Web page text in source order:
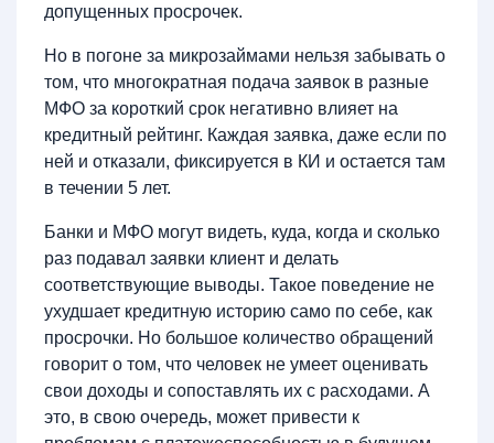
допущенных просрочек.
Но в погоне за микрозаймами нельзя забывать о
том, что многократная подача заявок в разные
МФО за короткий срок негативно влияет на
кредитный рейтинг. Каждая заявка, даже если по
ней и отказали, фиксируется в КИ и остается там
в течении 5 лет.
Банки и МФО могут видеть, куда, когда и сколько
раз подавал заявки клиент и делать
соответствующие выводы. Такое поведение не
ухудшает кредитную историю само по себе, как
просрочки. Но большое количество обращений
говорит о том, что человек не умеет оценивать
свои доходы и сопоставлять их с расходами. А
это, в свою очередь, может привести к